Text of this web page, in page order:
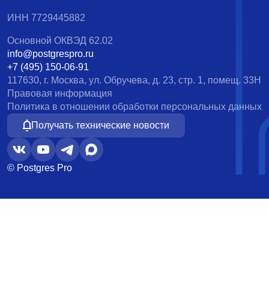
ИНН 7729445882
Основной ОКВЭД 62.02
info@postgrespro.ru
+7 (495) 150-06-91
117630, г. Москва, ул. Обручева, д. 23, стр. 1, помещ. 33Н
Правовая информация
Политика в отношении обработки персональных данных
Получать технические новости
© Postgres Pro